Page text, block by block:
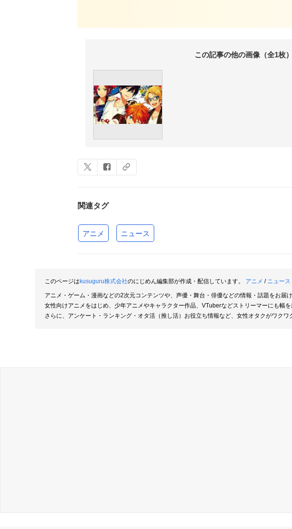
この記事の他の画像（全1枚）
関連タグ
アニメ ニュース
このページはkusuguru株式会社のにじめん編集部が作成・配信しています。 アニメ / ニュース
アニメ・ゲーム・漫画などの2次元コンテンツや、声優・舞台・俳優などの情報・話題をお届
女性向けアニメをはじめ、少年アニメやキャラクター作品、VTuberなどストリーマーにも幅
さらに、アンケート・ランキング・オタ活（推し活）お役立ち情報など、女性オタクがワクワ